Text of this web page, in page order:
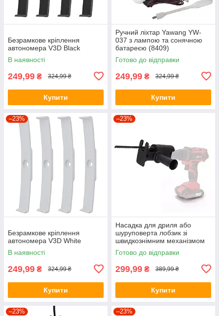
Безрамкове кріплення
автономера V3D Black
В наявності
249,99 ₴ 324,99 ₴
Купити
Ручний ліхтар Yawang YW-
037 з лампою та сонячною
батареєю (8409)
Готово до відправки
249,99 ₴ 324,99 ₴
Купити
–23%
Безрамкове кріплення
автономера V3D White
В наявності
249,99 ₴ 324,99 ₴
Купити
–23%
Насадка для дриля або
шуруповерта лобзик зі
швидкознімним механізмом
SAW KT-107
Готово до відправки
299,99 ₴ 389,99 ₴
Купити
–23% –23%